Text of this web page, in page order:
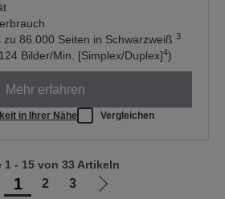
86.000 Seiten in Schwarzweiß 3
Bilder/Min. [Simplex/Duplex]4)
Mehr erfahren
in Ihrer Nähe Vergleichen
1 2 3
Zur
1 - 15 von 33 Artikeln